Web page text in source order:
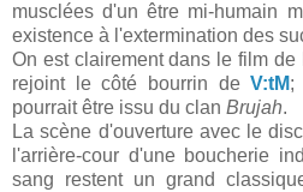
musclées d'un être mi-humain
existence à l'extermination des
On est clairement dans le film
rejoint le côté bourrin deV:tM;
pourrait être issu du clan Brujah.
La scène d'ouverture avec le
l'arrière-cour d'une boucherie
sang restent un grand